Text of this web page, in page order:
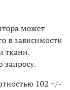
может
в зависимости
ткани.
запросу.
102 +/-